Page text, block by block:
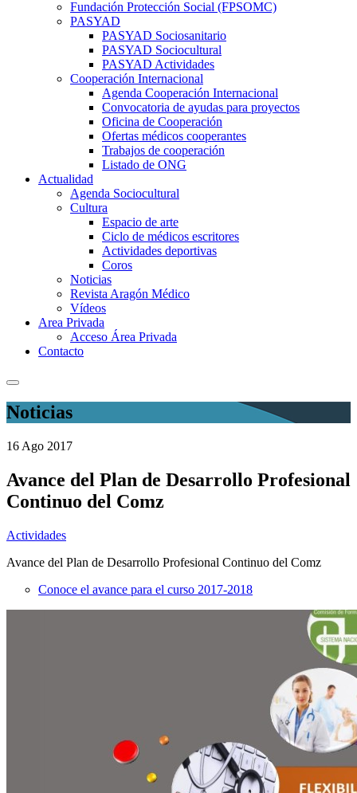
Fundación Protección Social (FPSOMC)
PASYAD
PASYAD Sociosanitario
PASYAD Sociocultural
PASYAD Actividades
Cooperación Internacional
Agenda Cooperación Internacional
Convocatoria de ayudas para proyectos
Oficina de Cooperación
Ofertas médicos cooperantes
Trabajos de cooperación
Listado de ONG
Actualidad
Agenda Sociocultural
Cultura
Espacio de arte
Ciclo de médicos escritores
Actividades deportivas
Coros
Noticias
Revista Aragón Médico
Vídeos
Area Privada
Acceso Área Privada
Contacto
Noticias
16 Ago 2017
Avance del Plan de Desarrollo Profesional
Continuo del Comz
Actividades
Avance del Plan de Desarrollo Profesional Continuo del Comz
Conoce el avance para el curso 2017-2018